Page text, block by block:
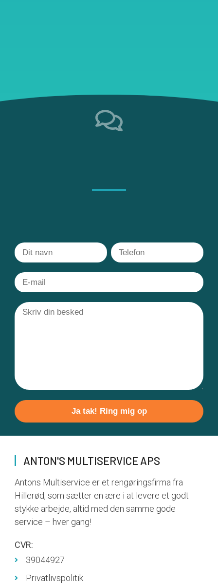
leave
field
empty.
ANTON'S MULTISERVICE APS
Antons Multiservice er et rengøringsfirma fra
Hillerød, som sætter en ære i at levere et godt
stykke arbejde, altid med den samme gode
service – hver gang!
CVR:
39044927
Privatlivspolitik